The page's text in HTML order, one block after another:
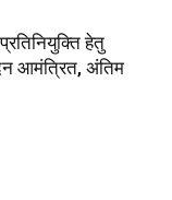
हेतु
आमंत्रित, अंतिम